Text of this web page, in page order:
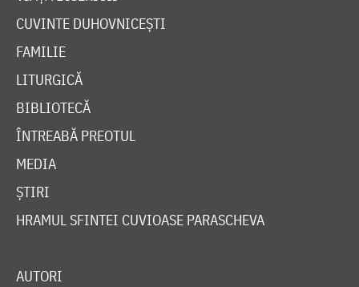
CUVINTE DUHOVNICEȘTI
FAMILIE
LITURGICĂ
BIBLIOTECĂ
ÎNTREABĂ PREOTUL
MEDIA
ȘTIRI
HRAMUL SFINTEI CUVIOASE PARASCHEVA
AUTORI